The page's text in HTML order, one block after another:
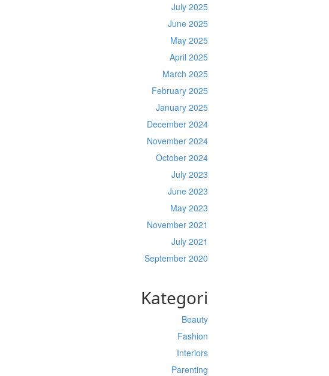
July 2025
June 2025
May 2025
April 2025
March 2025
February 2025
January 2025
December 2024
November 2024
October 2024
July 2023
June 2023
May 2023
November 2021
July 2021
September 2020
Kategori
Beauty
Fashion
Interiors
Parenting